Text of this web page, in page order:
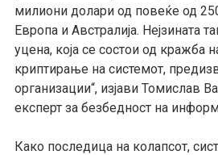
милиони долари од повеќе од
Европа и Австралија. Нејзината
уцена, која се состои од кражба
криптирање на системот,
организации“, изјави Томислав
експерт за безбедност на
Како последица на колапсот,